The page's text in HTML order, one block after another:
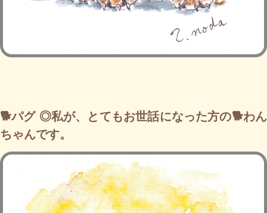
🐕パグ ◎私が、とてもお世話になった方の🐕わん
ちゃんです。